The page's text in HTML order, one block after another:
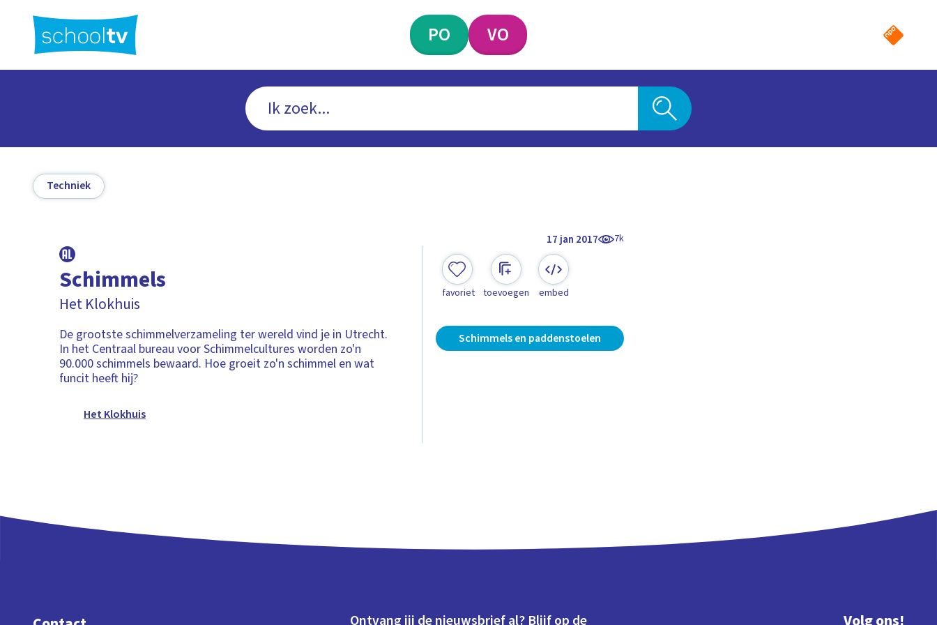
hoofdinhoud
PO VO
Techniek
17 jan 2017 7k
Schimmels
Het Klokhuis
De grootste schimmelverzameling ter wereld vind je in Utrecht.
In het Centraal bureau voor Schimmelcultures worden zo'n
90.000 schimmels bewaard. Hoe groeit zo'n schimmel en wat
funcit heeft hij?
Het Klokhuis
favoriet toevoegen embed
Schimmels en paddenstoelen
Ontvang jij de nieuwsbrief al? Blijf op de